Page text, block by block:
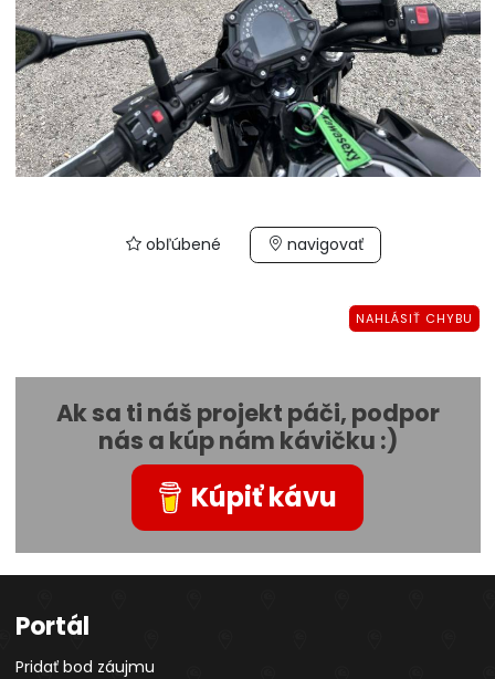
obľúbené navigovať
NAHLÁSIŤ CHYBU
Ak sa ti náš projekt páči, podpor
nás a kúp nám kávičku :)
Kúpiť kávu
Portál
Pridať bod záujmu